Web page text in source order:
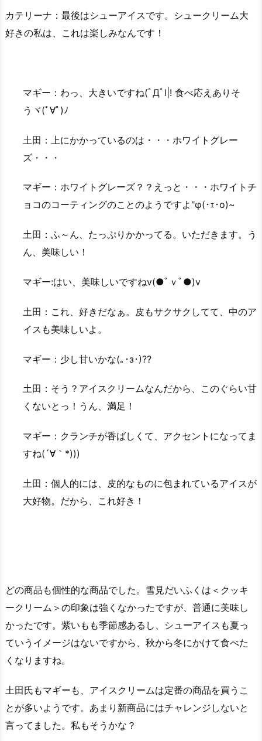
カテリーナ：最後はシューアイスです。シュークリーム大
好きの私は、これは楽しみなんです！
マギー：わっ、大きいですね(ﾟДﾟl|! 食べ応えありそ
うヾ(ﾟ∀ﾟ)ﾉ
土田：上にかかっているのは・・・ホワイトグレー
ズ・・・
マギー：ホワイトグレーズ？？えっと・・・ホワイトチ
ョコのコーティングのことのようですよ"φ(･ｪ･o)~
土田：ふ～ん、たっぷりかかってる。いただきます。う
ん、美味しい！
マギー:はい、美味しいですねv(●ﾟｖﾟ●)v
土田：これ、好きだなぁ。皮もサクサクしてて、中のア
イスも美味しいよ。
マギー：少し甘いかな(｡･з･)??
土田：そう？アイスクリームなんだから、このぐらい甘
くないとっ！うん、満足！
マギー：クランチが香ばしくて、アクセントになってま
すね(´∀｀*)))
土田：個人的には、皮的なものに包まれているアイスが
大好物。だから、これ好き！
どの商品も個性的な商品でした。雪見だいふくは＜クッキ
ークリーム＞の印象は強くなかったですが、普通に美味し
かったです。紫いもも季節感あるし、シューアイスも夏っ
ていうイメージはないですから、秋から冬にかけて食べた
くなりますね。
土田氏もマギーも、アイスクリームは定番の商品を買うこ
とが多いようです。あまり新商品にはチャレンジしないと
言ってました。私もそうかな？